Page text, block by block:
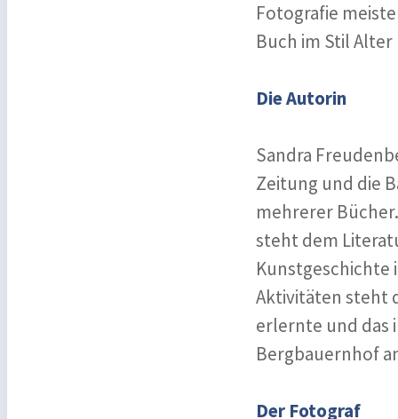
Fotografie
Buch im Stil
Die Autorin
Sandra
Zeitung und die
mehrerer
steht dem
Kunstgeschichte
Aktivitäten steht
erlernte und das
Bergbauernhof
Der Fotograf